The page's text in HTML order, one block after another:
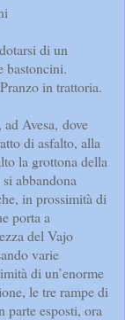
di un
bastoncini.
Pranzo in trattoria.
Avesa, dove
di asfalto, alla
la grottona della
abbandona
in prossimità di
porta a
del Vajo
varie
di un’enorme
le tre rampe di
parte esposti, ora